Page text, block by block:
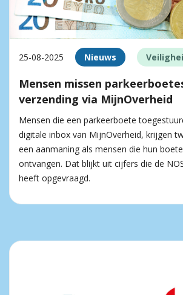
25-08-2025 Nieuws
Mensen missen
verzending via MijnOverheid
Mensen die een parkeerboete
digitale inbox van MijnOverheid, krijgen
een aanmaning als mensen die hun
ontvangen. Dat blijkt uit cijfers die de
heeft opgevraagd.